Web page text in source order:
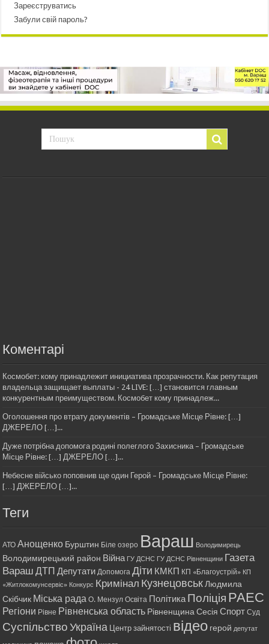
Зареєструватись
Забули свій пароль?
Коментарі
Космобет: кому принадлежит инициатива прозрачности. Как репутация
владельца защищает выплаты - 24 LIVE: […] становится главным
конкурентным преимуществом. Космобет кому принадлеж...
Оголошення про втрату документів – Громадське Місце Рівне: […]
ДЖЕРЕЛО […]...
Дуже потрібна допомога родині полеглого Захисника – Громадське
Місце Рівне: […] ДЖЕРЕЛО […]...
Небесне військо поповнив ще один Герой – Громадське Місце Рівне:
[…] ДЖЕРЕЛО […]...
Теги
АТО Анощенко Бурштин Біле озеро Вараш Володимирець
Володимирецький район Війна ГУ ДСНС ГУ ДСНС Рівненщини Газета
Вараш ДТП Депутати Допомога Діти КМКП КП «Благоустрій» КП
«Житлокомунсервіс» Конкурс Кримінал Кузнецовськ Людмила
Скібчик Міська рада О. Мензул Освіта ПолітикаПоліція РАЕС
Регіони Рівне Рівненська область Рівненщина Сесія Спорт Суд
Суспільство Україна Центр зайнятості відео герой депутат